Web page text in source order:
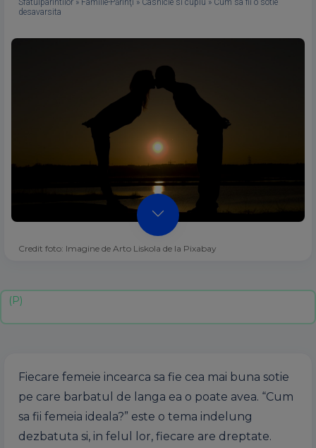
Sfatulparintilor » Familie-Părinţi » Casnicie si cuplu » Cum sa fii o sotie
desavarsita
Credit foto: Imagine de Arto Liskola de la Pixabay
Fiecare femeie incearca sa fie cea mai buna sotie
pe care barbatul de langa ea o poate avea. “Cum
sa fii femeia ideala?” este o tema indelung
dezbatuta si, in felul lor, fiecare are dreptate.